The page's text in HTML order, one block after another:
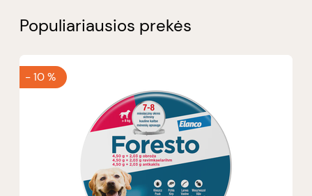
Populiariausios prekės
-10 %